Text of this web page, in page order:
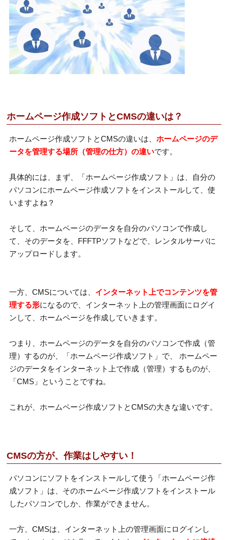
ホームページ作成ソフトとCMSの違いは？
ホームページ作成ソフトとCMSの違いは、 ホームページのデ
ータを管理する場所（管理の仕方）の違いです。
具体的には、まず、「ホームページ作成ソフト」は、自分の
パソコンにホームページ作成ソフトをインストールして、使
いますよね？
そして、ホームページのデータを自分のパソコンで作成し
て、そのデータを、FFFTPソフトなどで、レンタルサーバに
アップロードします。
一方、CMSについては、 インターネット上でコンテンツを管
理する形になるので、インターネット上の管理画面にログイ
ンして、ホームページを作成していきます。
つまり、ホームページのデータを自分のパソコンで作成（管
理）するのが、「ホームページ作成ソフト」で、 ホームペー
ジのデータをインターネット上で作成（管理）するものが、
「CMS」ということですね。
これが、ホームページ作成ソフトとCMSの大きな違いです。
CMSの方が、作業はしやすい！
パソコンにソフトをインストールして使う「ホームページ作
成ソフト」は、そのホームページ作成ソフトをインストール
したパソコンでしか、作業ができません。
一方、CMSは、インターネット上の管理画面にログインし